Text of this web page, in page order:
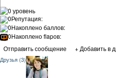
0 уровень
0Репутация:
0Накоплено баллов:
0Накоплено flapов:
Отправить сообщение
+ Добавить в
Друзья (3)